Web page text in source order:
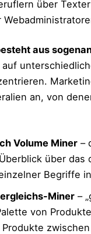
über
aus
an, von
Volume Miner –
über das
Begriffe
Miner –
von